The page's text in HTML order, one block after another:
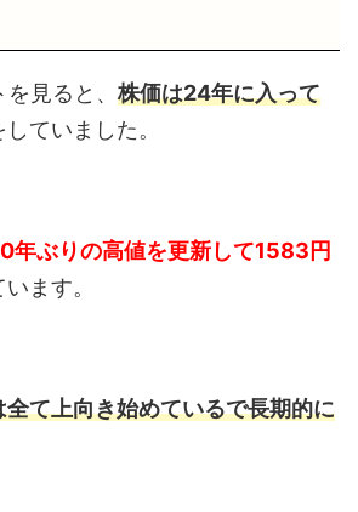
を見ると、株価は24年に入って
していました。
年ぶりの高値を更新して1583円
ます。
て上向き始めているで長期的に